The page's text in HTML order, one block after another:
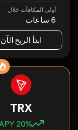
أولى المكافآت خلال
6 ساعات
ابدأ الربح الآن
TRX
20% APY